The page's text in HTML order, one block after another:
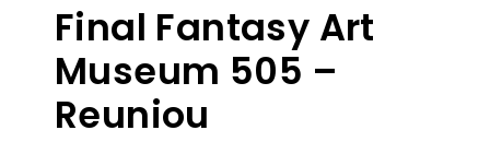
Final Fantasy Art
Museum 505 –
Reuniou